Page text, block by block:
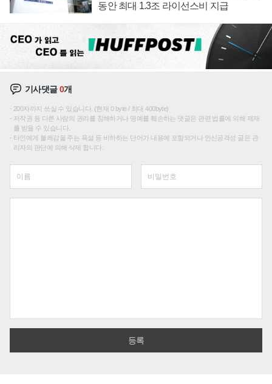
동안 최대 1.3조 라이선스비 지급
기사댓글0개
200자까지 쓰실 수 있습니다. (현재 0 byte / 최대 400byte)
저작권 등 다른 사람의 권리를 침해하거나 명예를 훼손하는 댓글은 관련 법률에 의해 제재
를 받을 수 있습니다.
타인에게 불쾌감을 주는 욕설 등 비하하는 단어가 내용에 포함되거나 인신공격성 글은 관
리자의 판단에 의해 삭제 합니다.